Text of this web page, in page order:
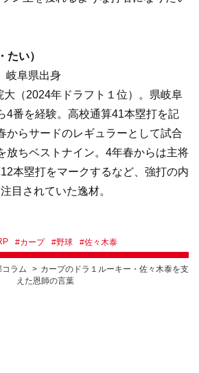
たい）
岐阜県出身
大（2024年ドラフト１位）。県岐阜
4番を経験。高校通算41本塁打を記
からサードのレギュラーとして試合
放ちベストナイン。4年春からは主将
本塁打をマークするなど、強打の内
目されていた逸材。
#カープ #野球 #佐々木泰
ラム
カープのドラ１ルーキー・佐々木泰を支
えた恩師の言葉